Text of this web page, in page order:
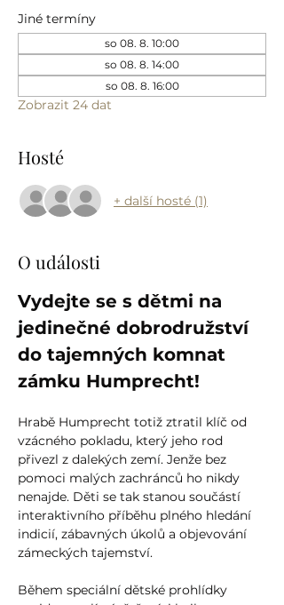
Jiné termíny
so 08. 8. 10:00
so 08. 8. 14:00
so 08. 8. 16:00
Zobrazit 24 dat
Hosté
+ další hosté (1)
O události
Vydejte se s dětmi na
jedinečné dobrodružství
do tajemných komnat
zámku Humprecht!
Hrabě Humprecht totiž ztratil klíč od
vzácného pokladu, který jeho rod
přivezl z dalekých zemí. Jenže bez
pomoci malých zachránců ho nikdy
nenajde. Děti se tak stanou součástí
interaktivního příběhu plného hledání
indicií, zábavných úkolů a objevování
zámeckých tajemství.
Během speciální dětské prohlídky